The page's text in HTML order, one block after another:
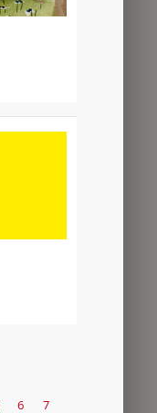
6 7